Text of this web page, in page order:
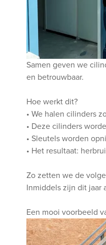
Samen geven we
en betrouwbaar.
Hoe werkt dit?
• We halen cilinders
• Deze cilinders
• Sleutels worden
• Het resultaat:
Zo zetten we de
Inmiddels zijn dit jaar
Een mooi voorbeeld